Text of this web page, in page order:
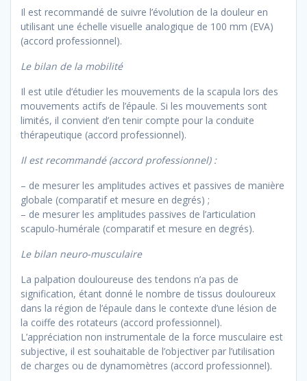
Il est recommandé de suivre l’évolution de la douleur en
utilisant une échelle visuelle analogique de 100 mm (EVA)
(accord professionnel).
Le bilan de la mobilité
Il est utile d’étudier les mouvements de la scapula lors des
mouvements actifs de l’épaule. Si les mouvements sont
limités, il convient d’en tenir compte pour la conduite
thérapeutique (accord professionnel).
Il est recommandé (accord professionnel) :
– de mesurer les amplitudes actives et passives de manière
globale (comparatif et mesure en degrés) ;
– de mesurer les amplitudes passives de l’articulation
scapulo-humérale (comparatif et mesure en degrés).
Le bilan neuro-musculaire
La palpation douloureuse des tendons n’a pas de
signification, étant donné le nombre de tissus douloureux
dans la région de l’épaule dans le contexte d’une lésion de
la coiffe des rotateurs (accord professionnel).
L’appréciation non instrumentale de la force musculaire est
subjective, il est souhaitable de l’objectiver par l’utilisation
de charges ou de dynamomètres (accord professionnel).